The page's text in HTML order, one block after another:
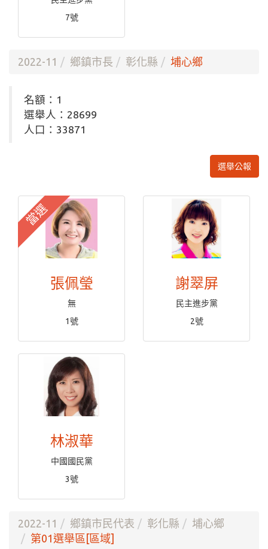
7號
2022-11 鄉鎮市長 彰化縣 埔心鄉
名額：1
選舉人：28699
人口：33871
選舉公報
當選
張佩瑩
無
1號
謝翠屏
民主進步黨
2號
林淑華
中國國民黨
3號
2022-11 鄉鎮市民代表 彰化縣
埔心鄉
第01選舉區[區域]